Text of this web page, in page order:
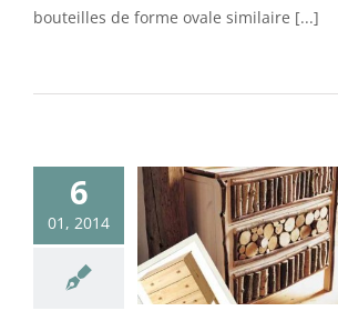
bouteilles de forme ovale similaire [...]
6
01, 2014
et autres
IKEA